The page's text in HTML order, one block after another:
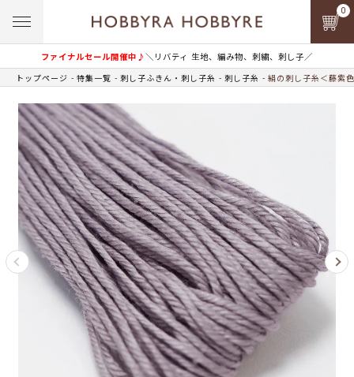
ファイナルセール開催中♪＼リバティ 生地、編み物、刺繍、刺し子／
0
トップページ 特集一覧 刺し子ふきん・刺し子糸 刺し子糸 絹の刺し子糸＜藤紫